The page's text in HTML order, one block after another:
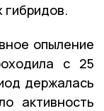
гибридов.
опыление
с 25
держалась
активность